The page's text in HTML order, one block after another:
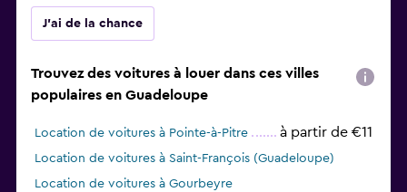
J'ai de la chance
Trouvez des voitures à louer dans ces villes
populaires en Guadeloupe
Location de voitures à Pointe-à-Pitre à partir de €11
Location de voitures à Saint-François (Guadeloupe)
Location de voitures à Gourbeyre